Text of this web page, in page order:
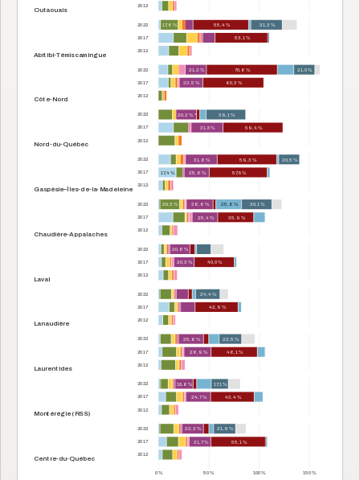
0 % 50 % 100 % 150 %
53,1 %
17,6 % 55,4 % 31,3 %
23,5 % 60,3 %
21,2 % 70,6 % 21,0 %
31,8 % 59,4 %
20,2 % * 39,1 %
17,4 % 25,6 % 57,8 %
31,6 % 59,3 % 20,5 %
25,4 % 35,9 %
20,3 % 26,6 % 25,6 % 30,1 %
20,3 % 40,0 %
20,6 %
42,9 %
24,4 %
26,9 % 46,1 %
25,6 % 22,5 %
24,7 % 43,4 %
18,6 % 17,1 %
21,7 % 55,1 %
22,2 % 21,9 %
Outaouais
2012
Abitibi-Témiscamingue
2022
2017
2012
Côte-Nord
2022
2017
2012
Nord-du-Québec
2022
2017
2012
Gaspésie–Îles-de-la-Madeleine
2022
2017
2012
Chaudière-Appalaches
2022
2017
2012
Laval
2022
2017
2012
Lanaudière
2022
2017
2012
Laurentides
2022
2017
2012
Montérégie (RSS)
2022
2017
2012
Centre-du-Québec
2022
2017
2012